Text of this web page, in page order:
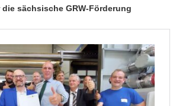
sächsische GRW-Förderung